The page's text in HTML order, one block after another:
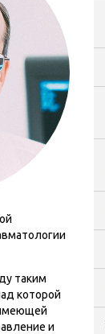
таким
которой
и